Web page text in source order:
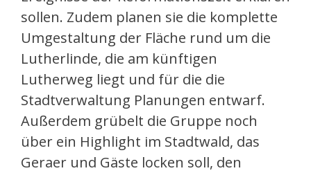
sollen. Zudem planen sie die komplette
Umgestaltung der Fläche rund um die
Lutherlinde, die am künftigen
Lutherweg liegt und für die die
Stadtverwaltung Planungen entwarf.
Außerdem grübelt die Gruppe noch
über ein Highlight im Stadtwald, das
Geraer und Gäste locken soll, den